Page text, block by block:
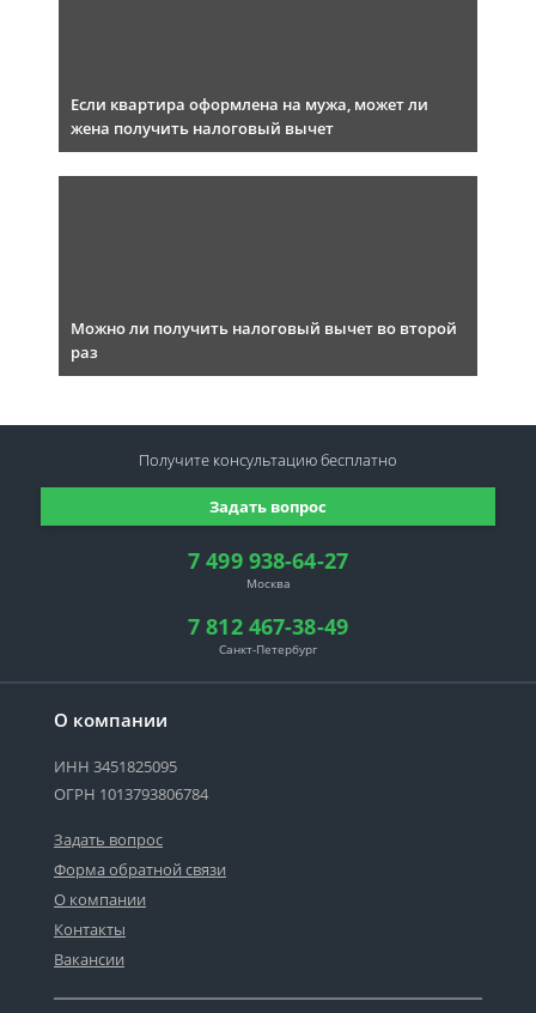
Если квартира оформлена на мужа, может ли
жена получить налоговый вычет
Можно ли получить налоговый вычет во второй
раз
О компании
ИНН 3451825095
ОГРН 1013793806784
Задать вопрос
Форма обратной связи
О компании
Контакты
Вакансии
7 499 938-64-27
Москва
7 812 467-38-49
Санкт-Петербург
Задать вопрос
Получите консультациюбесплатно